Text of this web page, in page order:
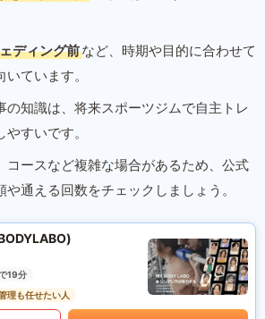
ディング前など、時期や目的に合わせて
ています。
の知識は、将来スポーツジムで自主トレ
すいです。
コースなど複雑な場合があるため、公式
通える回数をチェックしましょう。
19分
理も任せたい人